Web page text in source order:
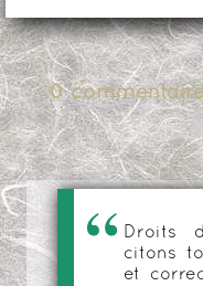
0
Droits
citons
et